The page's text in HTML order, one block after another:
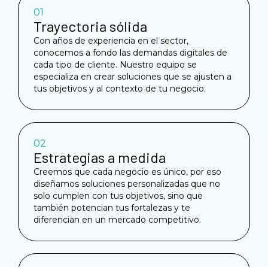
01
Trayectoria sólida
Con años de experiencia en el sector,
conocemos a fondo las demandas digitales de
cada tipo de cliente. Nuestro equipo se
especializa en crear soluciones que se ajusten a
tus objetivos y al contexto de tu negocio.
02
Estrategias a medida
Creemos que cada negocio es único, por eso
diseñamos soluciones personalizadas que no
solo cumplen con tus objetivos, sino que
también potencian tus fortalezas y te
diferencian en un mercado competitivo.